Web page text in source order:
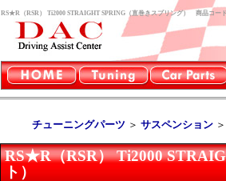
RS★R（RSR） Ti2000 STRAIGHT SPRING（直巻きスプリング） 商品コー
チューニングパーツ ＞ サスペンション ＞
RS★R（RSR） Ti2000
ト）